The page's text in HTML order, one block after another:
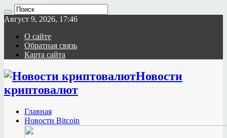
Август 9, 2026, 17:46
О сайте
Обратная связь
Карта сайта
Новости
криптовалют
Главная
Новости Bitcoin